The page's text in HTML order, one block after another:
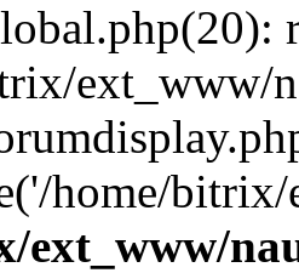
ext_www/
home/
ext_www/